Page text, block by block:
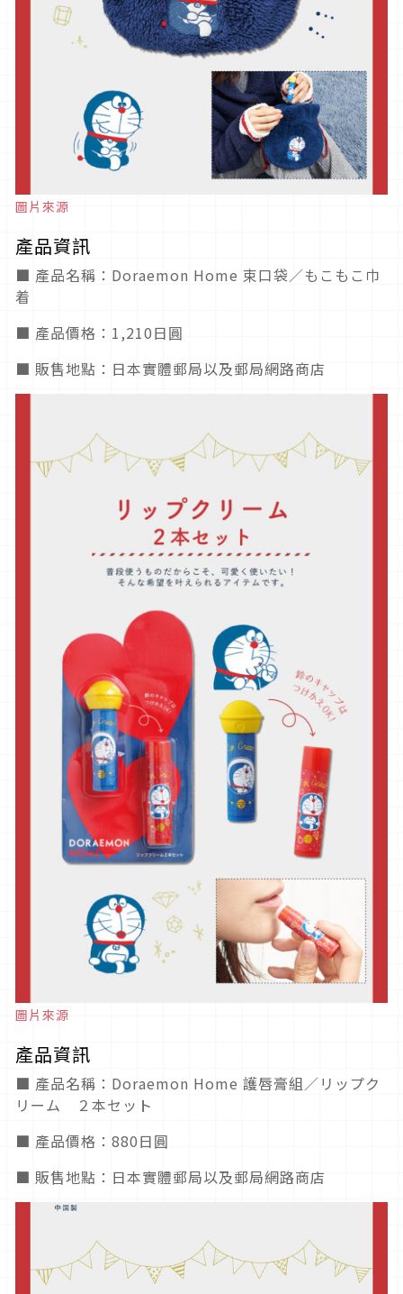
圖片來源
產品資訊
■ 產品名稱：Doraemon Home 束口袋／もこもこ巾
着
■ 產品價格：1,210日圓
■ 販售地點：日本實體郵局以及郵局網路商店
圖片來源
產品資訊
■ 產品名稱：Doraemon Home 護唇膏組／リップク
リーム ２本セット
■ 產品價格：880日圓
■ 販售地點：日本實體郵局以及郵局網路商店